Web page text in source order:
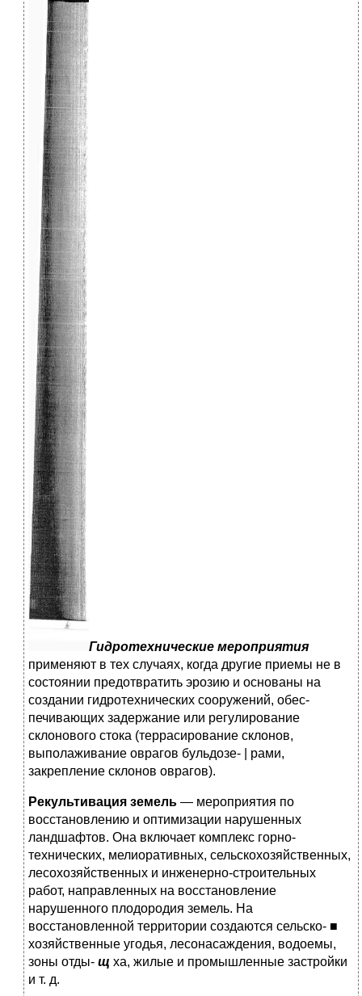
Гидротехнические мероприятия
применяют в тех случаях, когда другие приемы не в
состоянии предотвратить эрозию и основаны на
создании гидротехнических сооружений, обес­
печивающих задержание или регулирование
склонового стока (террасирование склонов,
выполаживание оврагов бульдозе- | рами,
закрепление склонов оврагов).
Рекультивация земель — мероприятия по
восстановлению и оптимизации нарушенных
ландшафтов. Она включает комп­лекс горно-
технических, мелиоративных, сельскохозяйствен­ных,
лесохозяйственных и инженерно-строительных
работ, направленных на восстановление
нарушенного плодородия земель. На
восстановленной территории создаются сельско- ■
хозяйственные угодья, лесонасаждения, водоемы,
зоны отды- щ ха, жилые и промышленные застройки
и т. д.